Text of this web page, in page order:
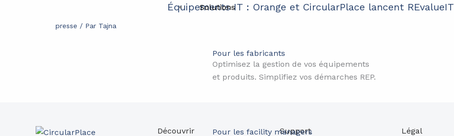
Solutions
Pour les fabricants
Optimisez la gestion de vos équipements
et produits. Simplifiez vos démarches REP.
Pour les facility managers
Équipements IT : Orange et CircularPlace lancent REvalueIT
presse / Par Tajna
Découvrir Support Légal